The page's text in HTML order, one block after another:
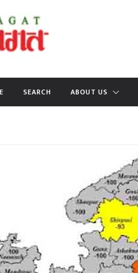
SEARCH ABOUT US